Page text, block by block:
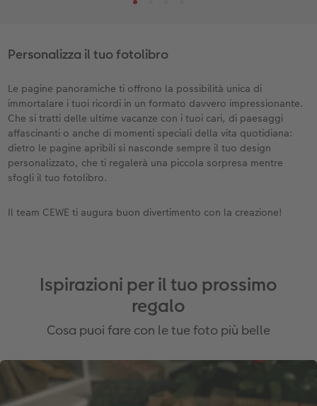
Personalizza il tuo fotolibro
Le pagine panoramiche ti offrono la possibilità unica di
immortalare i tuoi ricordi in un formato davvero impressionante.
Che si tratti delle ultime vacanze con i tuoi cari, di paesaggi
affascinanti o anche di momenti speciali della vita quotidiana:
dietro le pagine apribili si nasconde sempre il tuo design
personalizzato, che ti regalerà una piccola sorpresa mentre
sfogli il tuo fotolibro.
Il team CEWE ti augura buon divertimento con la creazione!
Ispirazioni per il tuo prossimo
regalo
Cosa puoi fare con le tue foto più belle